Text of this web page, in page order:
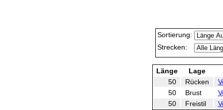
Sortierung:
Strecken:
Länge
Lage
50
Rücken
50
Brust
50
Freistil